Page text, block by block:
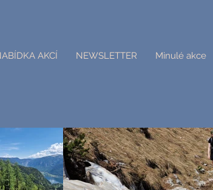
AKCÍ NEWSLETTER Minulé akce